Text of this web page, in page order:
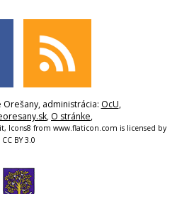
administrácia: OcU,
, O stránke,
, Icons8 from www.flaticon.com is licensed by
CC BY 3.0